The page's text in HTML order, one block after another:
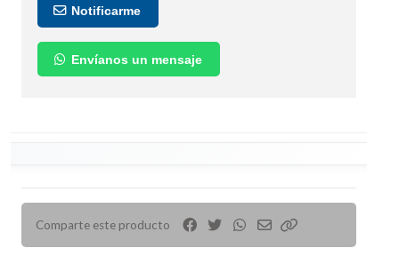
Notificarme
Envíanos un mensaje
Comparte este producto